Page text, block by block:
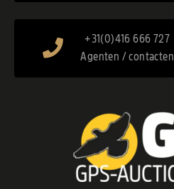
+31(0)416 666 727
Agenten / contacten